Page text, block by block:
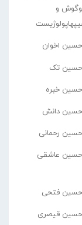
و
حسین اخوان
حسین تک
حسین خبره
حسین دانش
حسین رحمانی
حسین عاشقی
حسین فتحی
حسین قیصری